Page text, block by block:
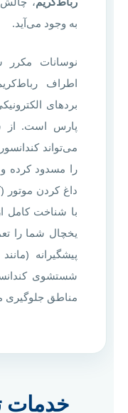
به وجود می‌آید.
نوسانات
اطراف
بردهای
پارس است. از
می‌تواند
را مسدود
داغ کردن
با شناخت کامل
یخچال شما را
پیشگیرانه
شستشوی
مناطق جلوگیری